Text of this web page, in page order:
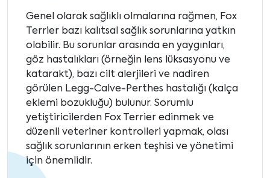
Genel olarak sağlıklı olmalarına rağmen, Fox
Terrier bazı kalıtsal sağlık sorunlarına yatkın
olabilir. Bu sorunlar arasında en yaygınları,
göz hastalıkları (örneğin lens lüksasyonu ve
katarakt), bazı cilt alerjileri ve nadiren
görülen Legg-Calve-Perthes hastalığı (kalça
eklemi bozukluğu) bulunur. Sorumlu
yetiştiricilerden Fox Terrier edinmek ve
düzenli veteriner kontrolleri yapmak, olası
sağlık sorunlarının erken teşhisi ve yönetimi
için önemlidir.